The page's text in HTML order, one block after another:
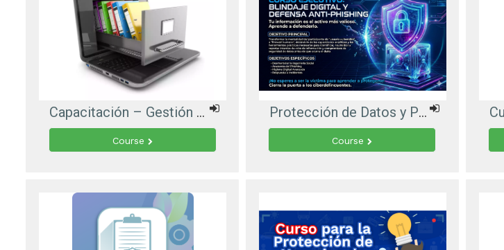
Capacitación – Gestión de Correspondencia
Course
Protección de Datos y Prevención de Ataques de Phishing
Course